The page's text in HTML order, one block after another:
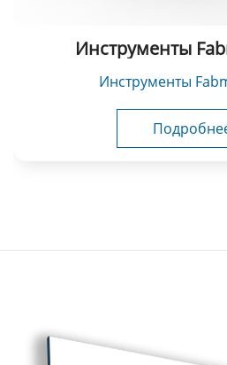
Инструменты
Инструменты